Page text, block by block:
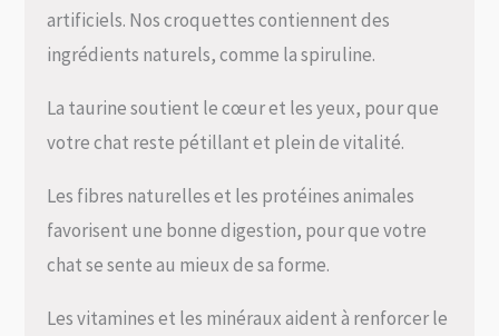
artificiels. Nos croquettes contiennent des
ingrédients naturels, comme la spiruline.
La taurine soutient le cœur et les yeux, pour que
votre chat reste pétillant et plein de vitalité.
Les fibres naturelles et les protéines animales
favorisent une bonne digestion, pour que votre
chat se sente au mieux de sa forme.
Les vitamines et les minéraux aident à renforcer le